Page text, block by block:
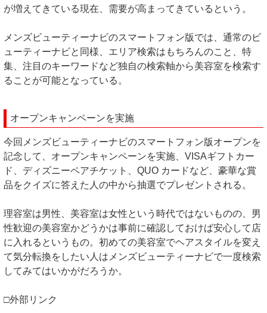
が増えてきている現在、需要が高まってきているという。
メンズビューティーナビのスマートフォン版では、通常のビ
ューティーナビと同様、エリア検索はもちろんのこと、特
集、注目のキーワードなど独自の検索軸から美容室を検索す
ることが可能となっている。
オープンキャンペーンを実施
今回メンズビューティーナビのスマートフォン版オープンを
記念して、オープンキャンペーンを実施、VISAギフトカー
ド、ディズニーペアチケット、QUO カードなど、豪華な賞
品をクイズに答えた人の中から抽選でプレゼントされる。
理容室は男性、美容室は女性という時代ではないものの、男
性歓迎の美容室かどうかは事前に確認しておけば安心して店
に入れるというもの。初めての美容室でヘアスタイルを変え
て気分転換をしたい人はメンズビューティーナビで一度検索
してみてはいかがだろうか。
□外部リンク